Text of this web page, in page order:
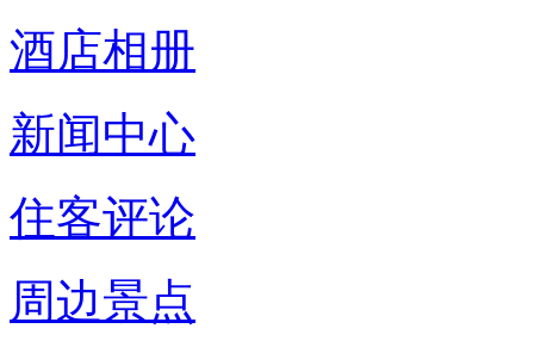
酒店相册
新闻中心
住客评论
周边景点